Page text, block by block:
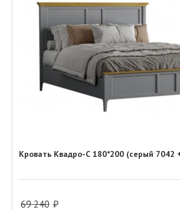
Кровать Квадро-С 180*200 (серый 7042
69 240